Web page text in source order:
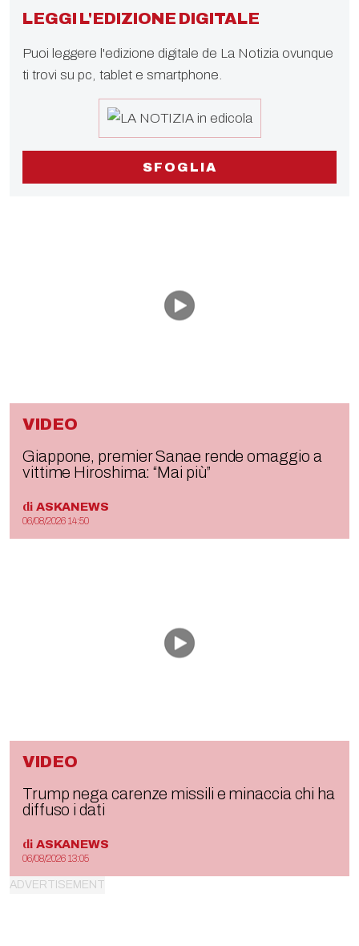
LEGGI L'EDIZIONE DIGITALE
Puoi leggere l'edizione digitale de La Notizia ovunque
ti trovi su pc, tablet e smartphone.
SFOGLIA
VIDEO
Giappone, premier Sanae rende omaggio a
vittime Hiroshima: “Mai più”
di ASKANEWS
06/08/2026 14:50
VIDEO
Trump nega carenze missili e minaccia chi ha
diffuso i dati
di ASKANEWS
06/08/2026 13:05